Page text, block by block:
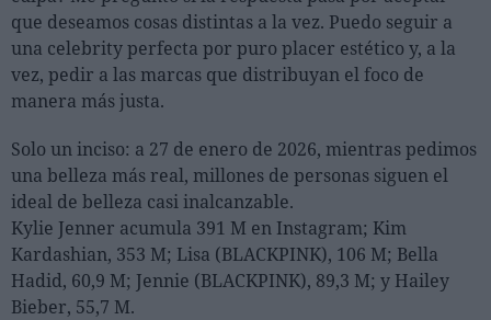
que deseamos cosas distintas a la vez. Puedo seguir a
una celebrity perfecta por puro placer estético y, a la
vez, pedir a las marcas que distribuyan el foco de
manera más justa.
Solo un inciso: a 27 de enero de 2026, mientras pedimos
una belleza más real, millones de personas siguen el
ideal de belleza casi inalcanzable.
Kylie Jenner acumula 391 M en Instagram; Kim
Kardashian, 353 M; Lisa (BLACKPINK), 106 M; Bella
Hadid, 60,9 M; Jennie (BLACKPINK), 89,3 M; y Hailey
Bieber, 55,7 M.